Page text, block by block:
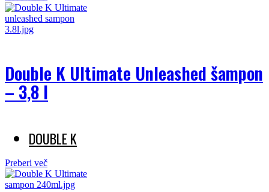
Double K Ultimate Unleashed šampon
– 3,8 l
DOUBLE K
Preberi več